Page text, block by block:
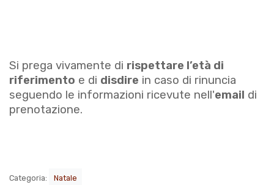
Si prega vivamente di rispettare l’età di
riferimento e di disdire in caso di rinuncia
seguendo le informazioni ricevute nell'email di
prenotazione.
Categoria: Natale